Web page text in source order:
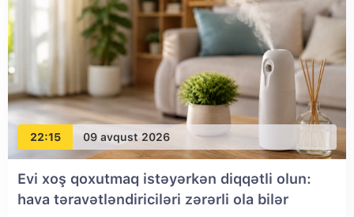
22:15 09 avqust 2026
Evi xoş qoxutmaq istəyərkən diqqətli olun:
hava təravətləndiriciləri zərərli ola bilər